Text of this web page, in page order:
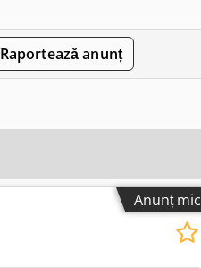
Raportează anunț
Anunț mic